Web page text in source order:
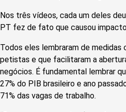
Nos três vídeos, cada um deles
PT fez de fato que causou
Todos eles lembraram de medidas
petistas e que facilitaram a
negócios. É fundamental lembrar
27% do PIB brasileiro e ano
71% das vagas de trabalho.